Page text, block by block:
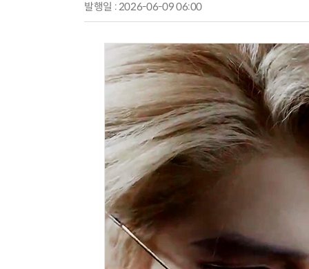
발행일 : 2026-06-09 06:00